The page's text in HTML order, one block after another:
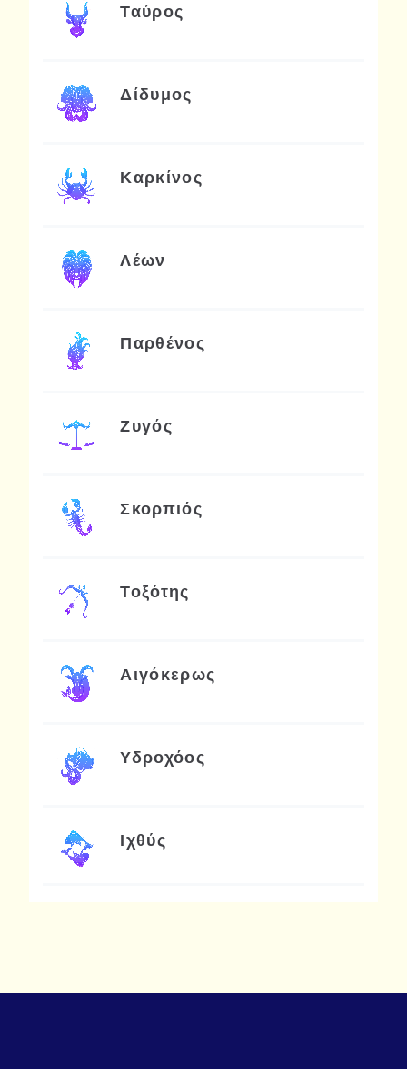
Ταύρος
Δίδυμος
Καρκίνος
Λέων
Παρθένος
Ζυγός
Σκορπιός
Τοξότης
Αιγόκερως
Υδροχόος
Ιχθύς